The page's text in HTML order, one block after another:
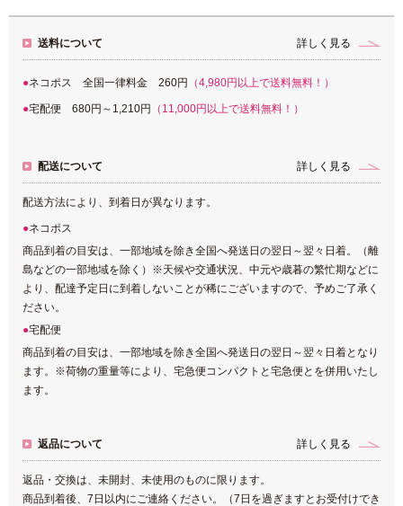
送料について 詳しく見る
ネコポス 全国一律料金 260円 （4,980円以上で送料無料！）
宅配便 680円～1,210円 （11,000円以上で送料無料！）
配送について 詳しく見る
配送方法により、到着日が異なります。
ネコポス
商品到着の目安は、一部地域を除き全国へ発送日の翌日～翌々日着。（離
島などの一部地域を除く）※天候や交通状況、中元や歳暮の繁忙期などに
より、配達予定日に到着しないことが稀にございますので、予めご了承く
ださい。
宅配便
商品到着の目安は、一部地域を除き全国へ発送日の翌日～翌々日着となり
ます。※荷物の重量等により、宅急便コンパクトと宅急便とを併用いたし
ます。
返品について 詳しく見る
返品・交換は、未開封、未使用のものに限ります。
商品到着後、7日以内にご連絡ください。（7日を過ぎますとお受付けでき